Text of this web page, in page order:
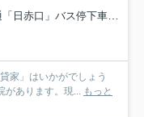
赤口」バス停下車 徒歩2分
家」はいかがでしょう
があります。現... もっと